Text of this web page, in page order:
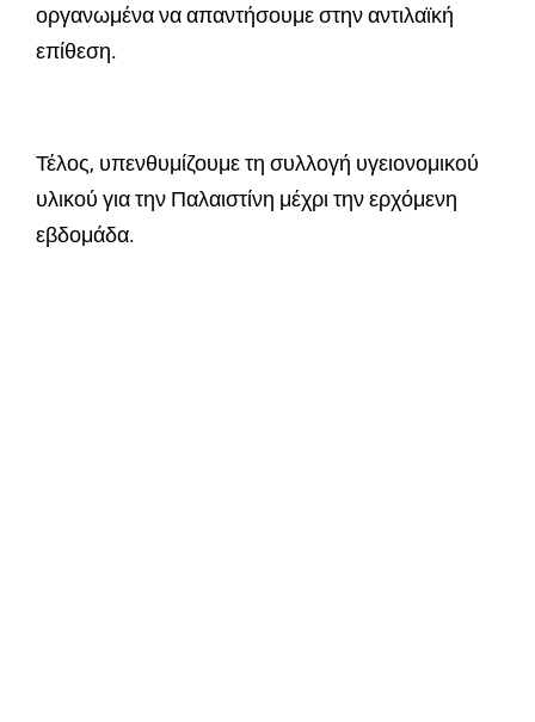
οργανωμένα να απαντήσουμε στην αντιλαϊκή
επίθεση.
Τέλος, υπενθυμίζουμε τη συλλογή υγειονομικού
υλικού για την Παλαιστίνη μέχρι την ερχόμενη
εβδομάδα.